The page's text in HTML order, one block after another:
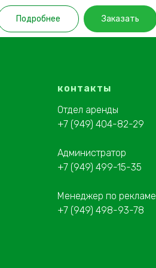
Подробнее Заказать
контакты
Отдел аренды
+7 (949) 404-82-29
Администратор
+7 (949) 499-15-35
Менеджер по рекламе
+7 (949) 498-93-78